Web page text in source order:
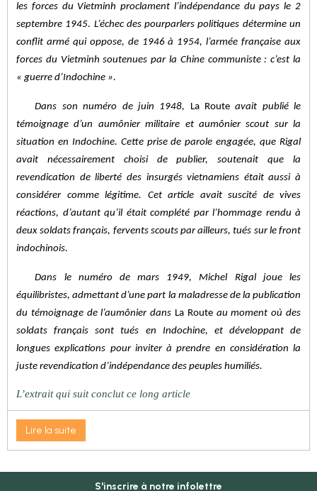
les forces du Vietminh proclament l’indépendance du pays le 2
septembre 1945. L’échec des pourparlers politiques détermine un
conflit armé qui oppose, de 1946 à 1954, l’armée française aux
forces du Vietminh soutenues par la Chine communiste : c’est la
« guerre d’Indochine ».
Dans son numéro de juin 1948, La Routeavait publié le
témoignage d’un aumônier militaire et aumônier scout sur la
situation en Indochine. Cette prise de parole engagée, que Rigal
avait nécessairement choisi de publier, soutenait que la
revendication de liberté des insurgés vietnamiens était aussi à
considérer comme légitime. Cet article avait suscité de vives
réactions, d’autant qu’il était complété par l’hommage rendu à
deux soldats français, fervents scouts par ailleurs, tués sur le front
indochinois.
Dans le numéro de mars 1949, Michel Rigal joue les
équilibristes, admettant d’une part la maladresse de la publication
du témoignage de l’aumônier dans La Routeau moment où des
soldats français sont tués en Indochine, et développant de
longues explications pour inviter à prendre en considération la
juste revendication d’indépendance des peuples humiliés.
L’extrait qui suit conclut ce long article
Lire la suite
S'inscrire à notre infolettre